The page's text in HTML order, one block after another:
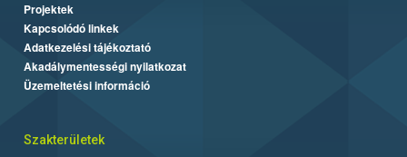
Projektek
Kapcsolódó linkek
Adatkezelési tájékoztató
Akadálymentességi nyilatkozat
Üzemeltetési információ
Szakterületek